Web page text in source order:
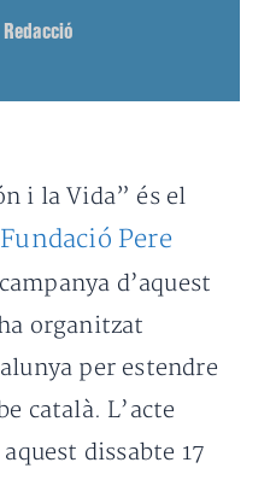
i la Vida” és el
Fundació Pere
d’aquest
organitzat
per estendre
català. L’acte
dissabte 17